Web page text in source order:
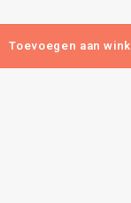
Toevoegen aan